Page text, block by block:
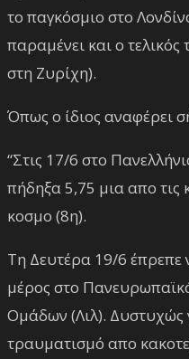
το παγκόσμιο στο
παραμένει και ο
στη Ζυρίχη).
Όπως ο ίδιος αναφέρει
“Στις 17/6 στο
πήδηξα 5,75 μια απο τις
κοσμο (8η).
Τη Δευτέρα 19/6
μέρος στο
Ομάδων (Λιλ). Δυστυχώς
τραυματισμό απο